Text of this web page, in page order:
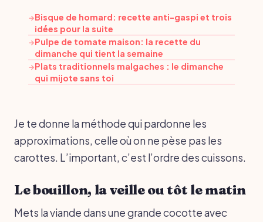
→Bisque de homard: recette anti-gaspi et trois
idées pour la suite
→Pulpe de tomate maison: la recette du
dimanche qui tient la semaine
→Plats traditionnels malgaches : le dimanche
qui mijote sans toi
Je te donne la méthode qui pardonne les
approximations, celle où on ne pèse pas les
carottes. L’important, c’est l’ordre des cuissons.
Le bouillon, la veille ou tôt le matin
Mets la viande dans une grande cocotte avec